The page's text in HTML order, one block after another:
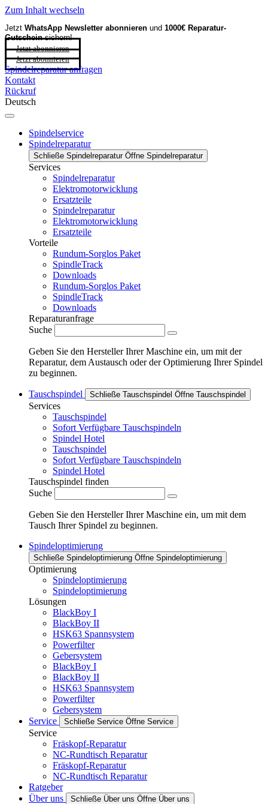
Zum Inhalt wechseln
Jetzt WhatsApp Newsletter abonnieren und 1000€ Reparatur-
Gutscheinsichern!
Jetzt abonnieren
Jetzt abonnieren
Spindelreparatur anfragen
Kontakt
Rückruf
Deutsch
Spindelservice
Spindelreparatur
Schließe Spindelreparatur Öffne Spindelreparatur
Services
Spindelreparatur
Elektromotorwicklung
Ersatzteile
Spindelreparatur
Elektromotorwicklung
Ersatzteile
Vorteile
Rundum-Sorglos Paket
SpindleTrack
Downloads
Rundum-Sorglos Paket
SpindleTrack
Downloads
Reparaturanfrage
Suche
Geben Sie den Hersteller Ihrer Maschine ein, um mit der
Reparatur, dem Austausch oder der Optimierung Ihrer Spindel
zu beginnen.
Tauschspindel Schließe Tauschspindel Öffne Tauschspindel
Services
Tauschspindel
Sofort Verfügbare Tauschspindeln
Spindel Hotel
Tauschspindel
Sofort Verfügbare Tauschspindeln
Spindel Hotel
Tauschspindel finden
Suche
Geben Sie den Hersteller Ihrer Maschine ein, um mit dem
Tausch Ihrer Spindel zu beginnen.
Spindeloptimierung
Schließe Spindeloptimierung Öffne Spindeloptimierung
Optimierung
Spindeloptimierung
Spindeloptimierung
Lösungen
BlackBoy I
BlackBoy II
HSK63 Spannsystem
Powerfilter
Gebersystem
BlackBoy I
BlackBoy II
HSK63 Spannsystem
Powerfilter
Gebersystem
Service
Schließe Service Öffne Service
Service
Fräskopf-Reparatur
NC-Rundtisch Reparatur
Fräskopf-Reparatur
NC-Rundtisch Reparatur
Ratgeber
Über uns
Schließe Über uns Öffne Über uns